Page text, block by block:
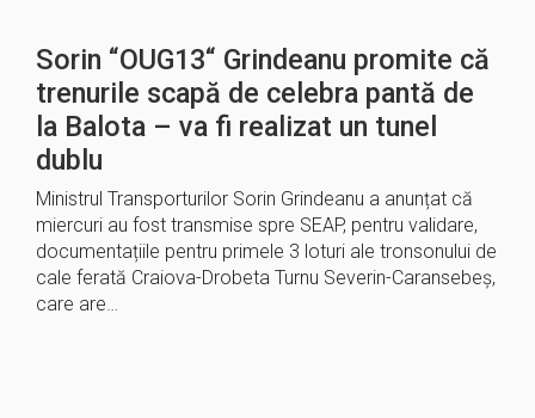
Sorin “OUG13“ Grindeanu promite că
trenurile scapă de celebra pantă de
la Balota – va fi realizat un tunel
dublu
Ministrul Transporturilor Sorin Grindeanu a anunțat că
miercuri au fost transmise spre SEAP, pentru validare,
documentațiile pentru primele 3 loturi ale tronsonului de
cale ferată Craiova-Drobeta Turnu Severin-Caransebeş,
care are…